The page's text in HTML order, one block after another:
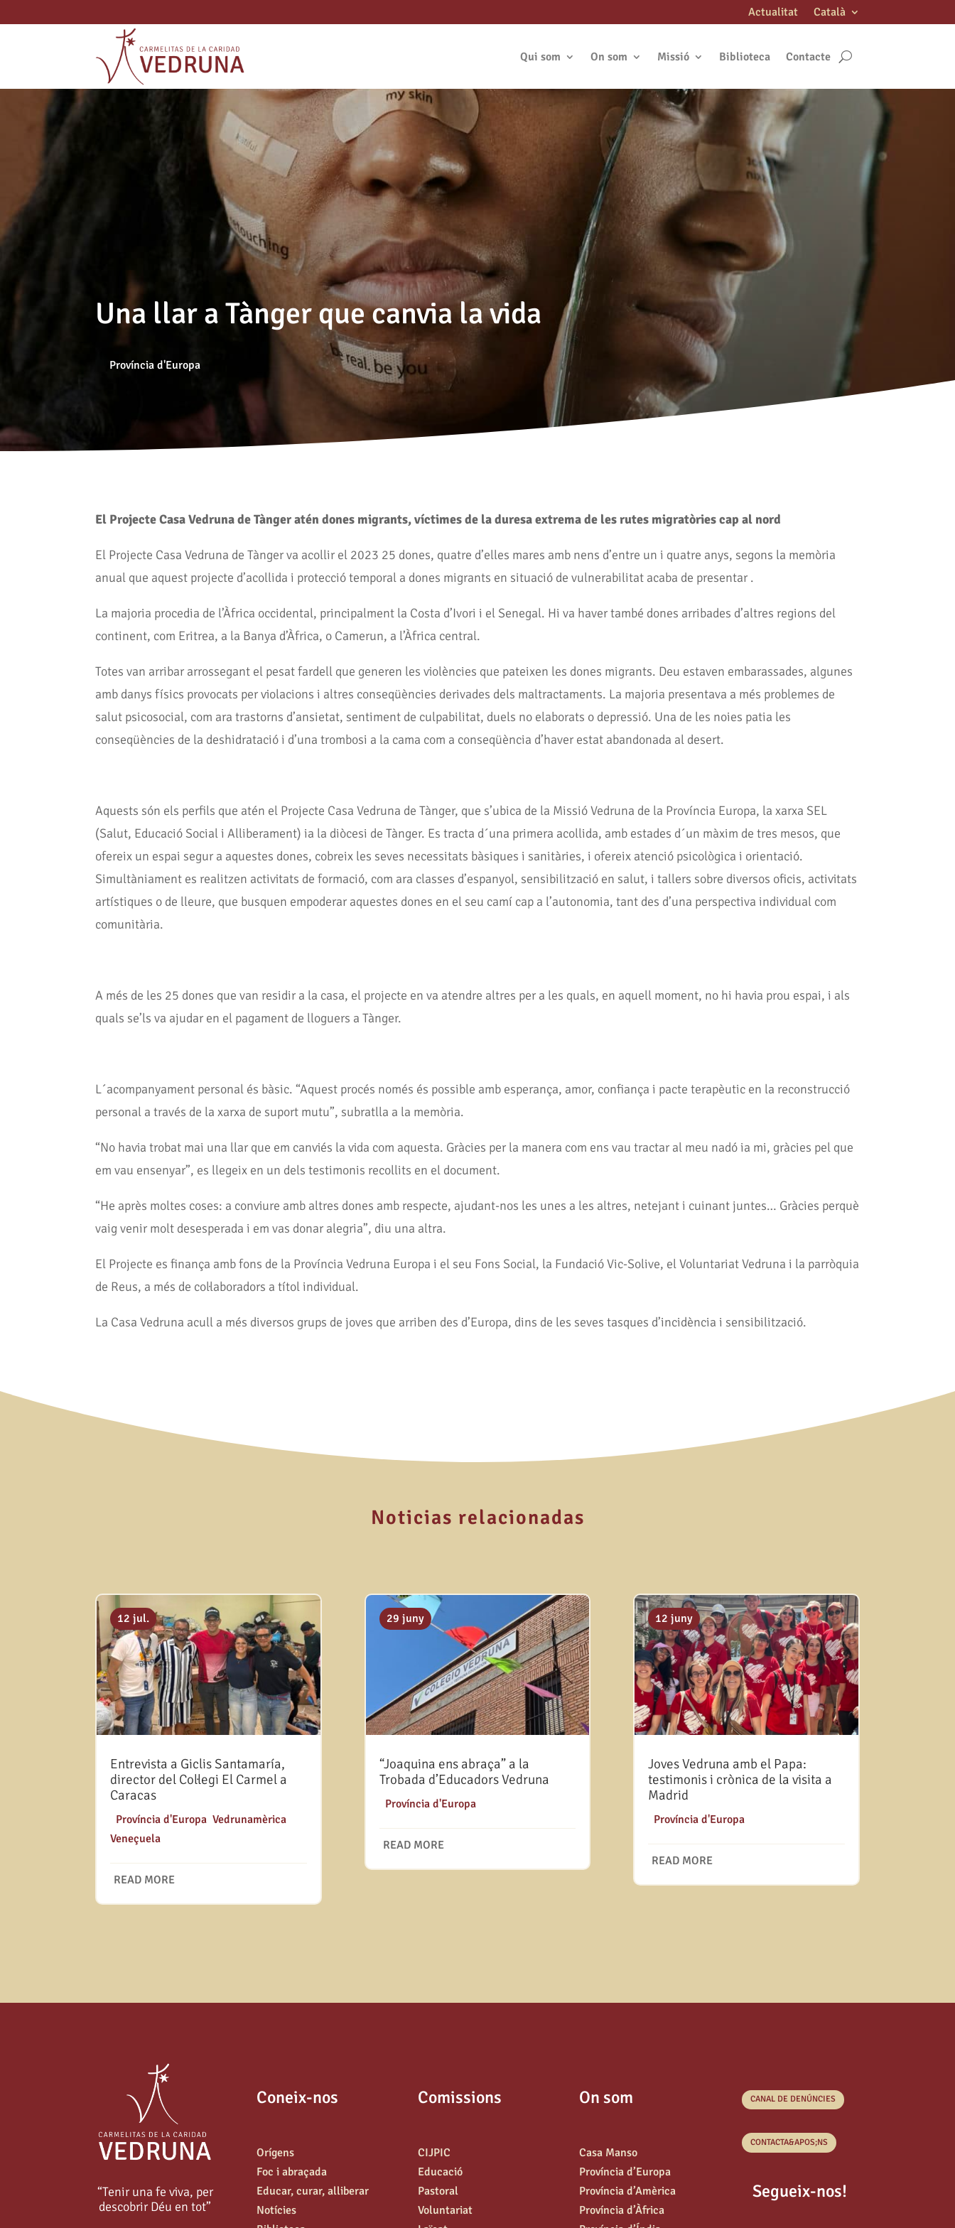
Actualitat Català
Qui som On som Missió Biblioteca Contacte
Una llar a Tànger que canvia la vida
Província d'Europa
El Projecte Casa Vedruna de Tànger atén dones migrants, víctimes de la duresa extrema de les rutes migratòries cap al nord
El Projecte Casa Vedruna de Tànger va acollir el 2023 25 dones, quatre d’elles mares amb nens d’entre un i quatre anys, segons la memòria
anual que aquest projecte d’acollida i protecció temporal a dones migrants en situació de vulnerabilitat acaba de presentar .
La majoria procedia de l’Àfrica occidental, principalment la Costa d’Ivori i el Senegal. Hi va haver també dones arribades d’altres regions del
continent, com Eritrea, a la Banya d’Àfrica, o Camerun, a l’Àfrica central.
Totes van arribar arrossegant el pesat fardell que generen les violències que pateixen les dones migrants. Deu estaven embarassades, algunes
amb danys físics provocats per violacions i altres conseqüències derivades dels maltractaments. La majoria presentava a més problemes de
salut psicosocial, com ara trastorns d’ansietat, sentiment de culpabilitat, duels no elaborats o depressió. Una de les noies patia les
conseqüències de la deshidratació i d’una trombosi a la cama com a conseqüència d’haver estat abandonada al desert.
Aquests són els perfils que atén el Projecte Casa Vedruna de Tànger, que s’ubica de la Missió Vedruna de la Província Europa, la xarxa SEL
(Salut, Educació Social i Alliberament) ia la diòcesi de Tànger. Es tracta d´una primera acollida, amb estades d´un màxim de tres mesos, que
ofereix un espai segur a aquestes dones, cobreix les seves necessitats bàsiques i sanitàries, i ofereix atenció psicològica i orientació.
Simultàniament es realitzen activitats de formació, com ara classes d’espanyol, sensibilització en salut, i tallers sobre diversos oficis, activitats
artístiques o de lleure, que busquen empoderar aquestes dones en el seu camí cap a l’autonomia, tant des d’una perspectiva individual com
comunitària.
A més de les 25 dones que van residir a la casa, el projecte en va atendre altres per a les quals, en aquell moment, no hi havia prou espai, i als
quals se’ls va ajudar en el pagament de lloguers a Tànger.
L´acompanyament personal és bàsic. “Aquest procés només és possible amb esperança, amor, confiança i pacte terapèutic en la reconstrucció
personal a través de la xarxa de suport mutu”, subratlla a la memòria.
“No havia trobat mai una llar que em canviés la vida com aquesta. Gràcies per la manera com ens vau tractar al meu nadó ia mi, gràcies pel que
em vau ensenyar”, es llegeix en un dels testimonis recollits en el document.
“He après moltes coses: a conviure amb altres dones amb respecte, ajudant-nos les unes a les altres, netejant i cuinant juntes… Gràcies perquè
vaig venir molt desesperada i em vas donar alegria”, diu una altra.
El Projecte es finança amb fons de la Província Vedruna Europa i el seu Fons Social, la Fundació Vic-Solive, el Voluntariat Vedruna i la parròquia
de Reus, a més de col·laboradors a títol individual.
La Casa Vedruna acull a més diversos grups de joves que arriben des d’Europa, dins de les seves tasques d’incidència i sensibilització.
Noticias relacionadas
Entrevista a Giclis Santamaría,
director del Col·legi El Carmel a
Caracas
12 jul.
Província d'Europa ,Vedrunamèrica
Veneçuela
READ MORE
“Joaquina ens abraça” a la
Trobada d’Educadors Vedruna
29 juny
Província d'Europa
READ MORE
Joves Vedruna amb el Papa:
testimonis i crònica de la visita a
Madrid
12 juny
Província d'Europa
READ MORE
“Tenir una fe viva, per
descobrir Déu en tot”
Coneix-nos
Orígens
Foc i abraçada
Educar, curar, alliberar
Notícies
Comissions
CIJPIC
Educació
Pastoral
Voluntariat
On som
Casa Manso
Província d’Europa
Província d’Amèrica
Província d’Àfrica
CANAL DE DENÚNCIES
CONTACTA&APOS;NS
Segueix-nos!